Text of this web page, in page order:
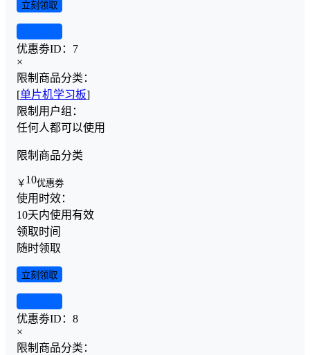
立刻领取
优惠劵ID： 7
×
限制商品分类：
[单片机学习板]
限制用户组：
任何人都可以使用
限制商品分类
￥ 10优惠劵
使用时效：
10天内使用有效
领取时间
随时领取
立刻领取
优惠劵ID： 8
×
限制商品分类：